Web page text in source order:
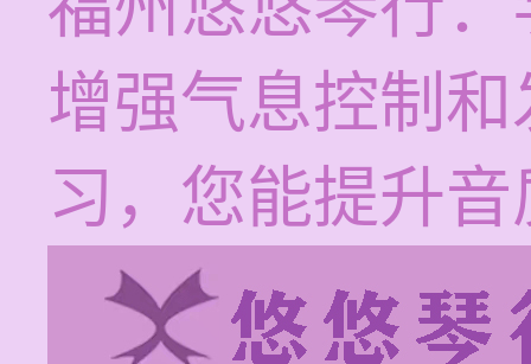
增强气息控制
习，您能提升